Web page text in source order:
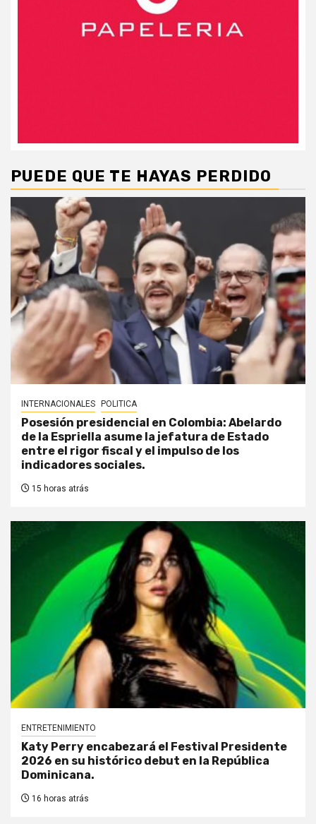
PUEDE QUE TE HAYAS PERDIDO
INTERNACIONALES POLITICA
Posesión presidencial en Colombia: Abelardo
de la Espriella asume la jefatura de Estado
entre el rigor fiscal y el impulso de los
indicadores sociales.
15 horas atrás
ENTRETENIMIENTO
Katy Perry encabezará el Festival Presidente
2026 en su histórico debut en la República
Dominicana.
16 horas atrás